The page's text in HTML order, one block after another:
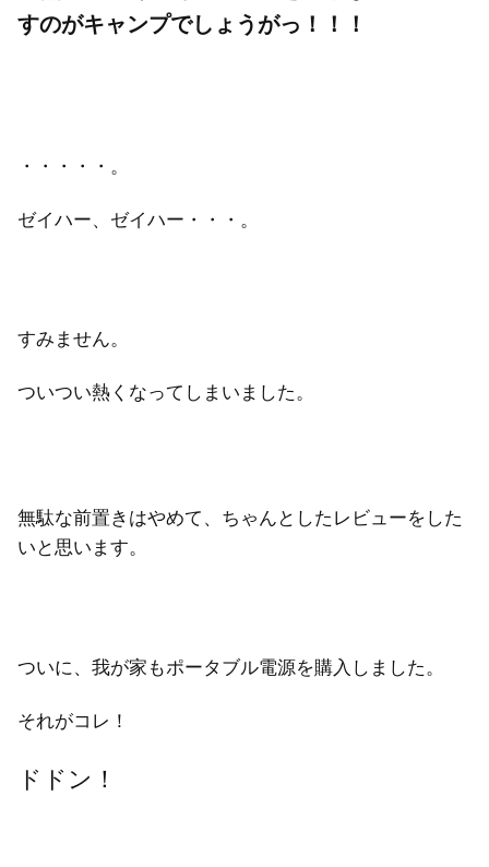
すのがキャンプでしょうがっ！！！
・・・・・。
ゼイハー、ゼイハー・・・。
すみません。
ついつい熱くなってしまいました。
無駄な前置きはやめて、ちゃんとしたレビューをした
いと思います。
ついに、我が家もポータブル電源を購入しました。
それがコレ！
ドドン！